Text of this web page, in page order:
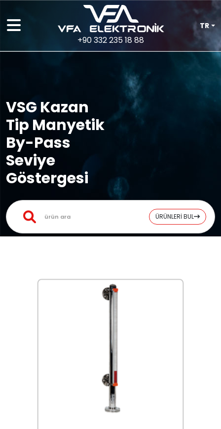
+90 332 235 18 88
TR
VSG Kazan
Tip Manyetik
By-Pass
Seviye
Göstergesi
ÜRÜNLERİ BUL